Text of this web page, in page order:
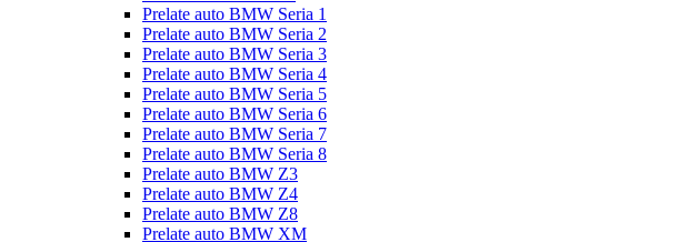
Prelate auto BMW Seria 1
Prelate auto BMW Seria 2
Prelate auto BMW Seria 3
Prelate auto BMW Seria 4
Prelate auto BMW Seria 5
Prelate auto BMW Seria 6
Prelate auto BMW Seria 7
Prelate auto BMW Seria 8
Prelate auto BMW Z3
Prelate auto BMW Z4
Prelate auto BMW Z8
Prelate auto BMW XM